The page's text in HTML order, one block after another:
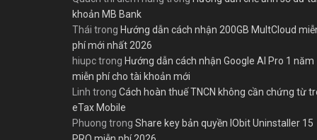
khoản MB Bank
Thái trong Hướng dẫn cách nhận 200GB MultCloud
phí mới nhất 2026
hiupctrong Hướng dẫn cách nhận Google AI Pro 1 năm
miễn phí cho tài khoản mới
Linh trong Cách hoàn thuế TNCN không cần chứng từ
eTax Mobile
Phuong trong Share key bản quyền IObit Uninstaller 15